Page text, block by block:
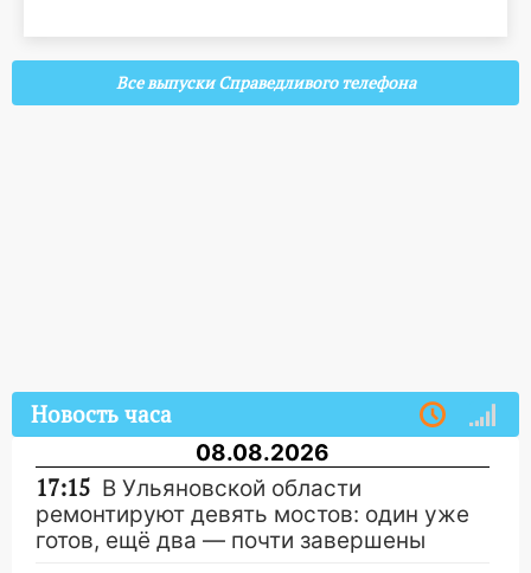
Все выпуски Справедливого телефона
Новость часа
08.08.2026
17:15 В Ульяновской области
ремонтируют девять мостов: один уже
готов, ещё два — почти завершены